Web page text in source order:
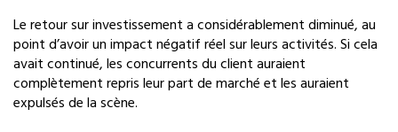
Le retour sur investissement a considérablement diminué, au
point d’avoir un impact négatif réel sur leurs activités. Si cela
avait continué, les concurrents du client auraient
complètement repris leur part de marché et les auraient
expulsés de la scène.